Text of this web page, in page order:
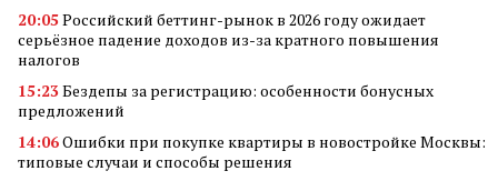
20:05Российский беттинг-рынок в 2026 году ожидает
серьёзное падение доходов из-за кратного повышения
налогов
15:23Бездепы за регистрацию: особенности бонусных
предложений
14:06Ошибки при покупке квартиры в новостройке Москвы:
типовые случаи и способы решения